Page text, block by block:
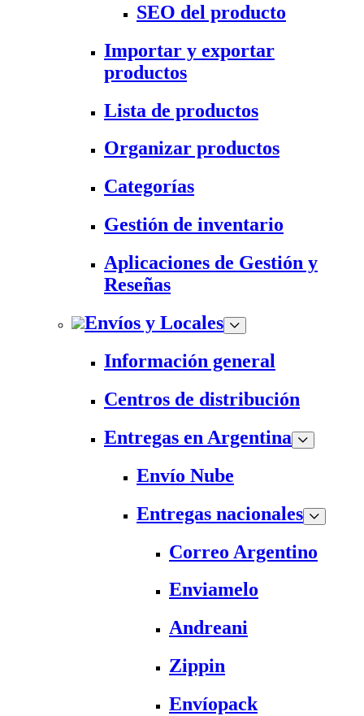
SEO del producto
Importar y exportar
productos
Lista de productos
Organizar productos
Categorías
Gestión de inventario
Aplicaciones de Gestión y
Reseñas
Envíos y Locales
Información general
Centros de distribución
Entregas en Argentina
Envío Nube
Entregas nacionales
Correo Argentino
Enviamelo
Andreani
Zippin
Envíopack